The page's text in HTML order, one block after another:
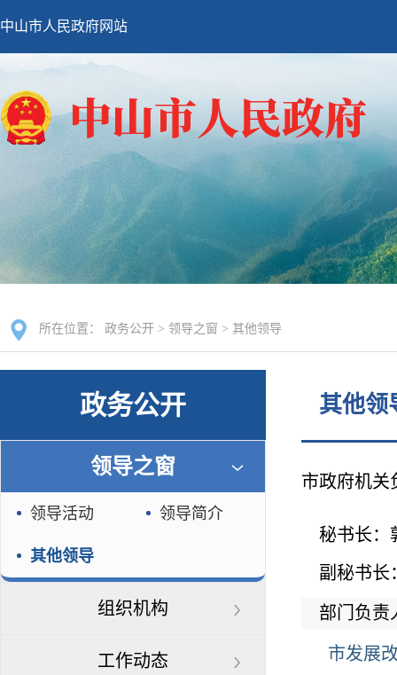
中山市人民政府网站
所在位置： 政务公开 > 领导之窗 > 其他领导
政务公开
领导之窗
领导活动 领导简介
其他领导
组织机构
工作动态
其他领
市政府机关
秘书长：
副秘书长
部门负责
市发展